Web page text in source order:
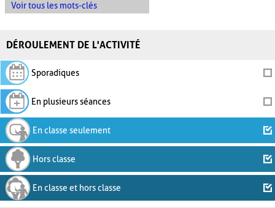
Voir tous les mots-clés
DÉROULEMENT DE L'ACTIVITÉ
Sporadiques
En plusieurs séances
En classe seulement
Hors classe
En classe et hors classe